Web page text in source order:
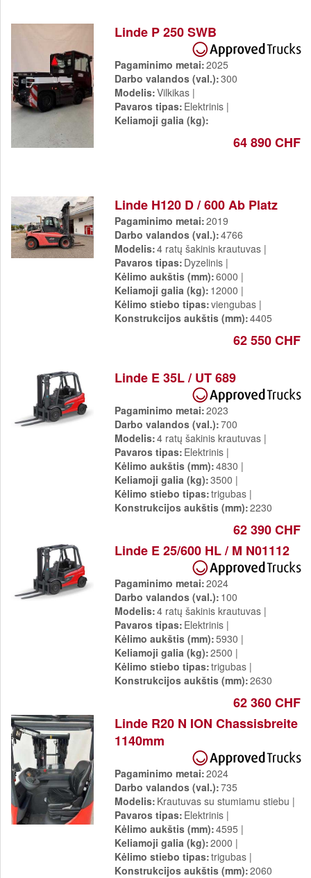
Linde P 250 SWB
Pagaminimo metai 2025
Darbo valandos (val.) 300
Modelis Vilkikas
Pavaros tipas Elektrinis
Keliamoji galia (kg)
64 890 CHF
Linde H120 D / 600 Ab Platz
Pagaminimo metai 2019
Darbo valandos (val.) 4766
Modelis 4 ratų šakinis krautuvas
Pavaros tipas Dyzelinis
Kėlimo aukštis (mm) 6000
Keliamoji galia (kg) 12000
Kėlimo stiebo tipas viengubas
Konstrukcijos aukštis (mm) 4405
62 550 CHF
Linde E 35L / UT 689
Pagaminimo metai 2023
Darbo valandos (val.) 700
Modelis 4 ratų šakinis krautuvas
Pavaros tipas Elektrinis
Kėlimo aukštis (mm) 4830
Keliamoji galia (kg) 3500
Kėlimo stiebo tipas trigubas
Konstrukcijos aukštis (mm) 2230
62 390 CHF
Linde E 25/600 HL / M N01112
Pagaminimo metai 2024
Darbo valandos (val.) 100
Modelis 4 ratų šakinis krautuvas
Pavaros tipas Elektrinis
Kėlimo aukštis (mm) 5930
Keliamoji galia (kg) 2500
Kėlimo stiebo tipas trigubas
Konstrukcijos aukštis (mm) 2630
62 360 CHF
Linde R20 N ION Chassisbreite
1140mm
Pagaminimo metai 2024
Darbo valandos (val.) 735
Modelis Krautuvas su stumiamu stiebu
Pavaros tipas Elektrinis
Kėlimo aukštis (mm) 4595
Keliamoji galia (kg) 2000
Kėlimo stiebo tipas trigubas
Konstrukcijos aukštis (mm) 2060